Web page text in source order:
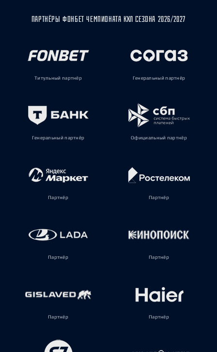
ПАРТНЁРЫ ФОНБЕТ ЧЕМПИОНАТА КХЛ СЕЗОНА 2026/2027
Титульный партнёр Генеральный партнёр
Генеральный партнёр Официальный партнёр
Партнёр Партнёр
Партнёр Партнёр
Партнёр Партнёр